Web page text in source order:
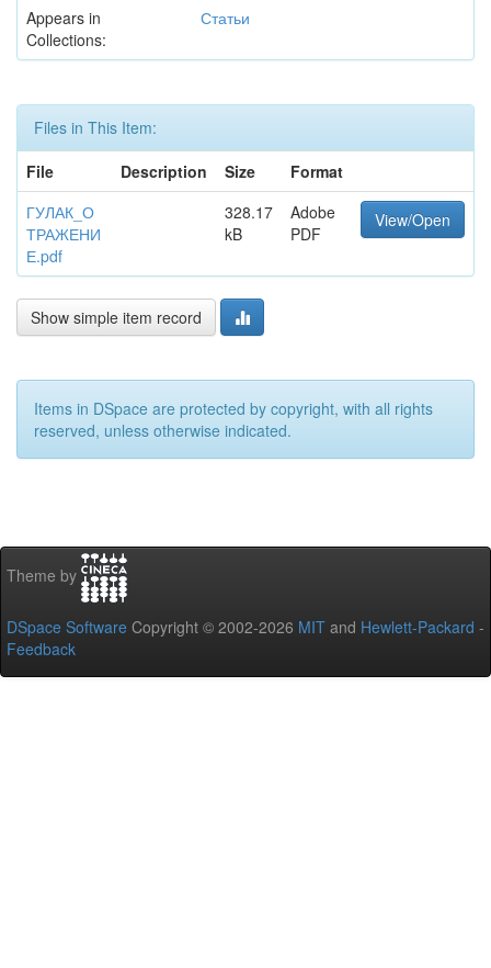
Appears in
Collections:
Статьи
Files in This Item:
File
Description Size
Format
ГУЛАК_О
ТРАЖЕНИ
Е.pdf
328.17
kB
Adobe
PDF
View/Open
Show simple item record
Items in DSpace are protected by copyright, with all rights
reserved, unless otherwise indicated.
Theme by
DSpace Software Copyright © 2002-2026 MIT and Hewlett-Packard -
Feedback